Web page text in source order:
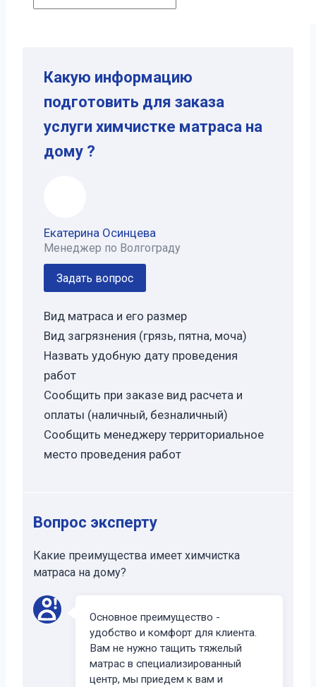
Какую информацию
подготовить для заказа
услуги химчистке матраса на
дому ?
Екатерина Осинцева
Менеджер по Волгограду
Задать вопрос
Вид матраса и его размер
Вид загрязнения (грязь, пятна, моча)
Назвать удобную дату проведения
работ
Сообщить при заказе вид расчета и
оплаты (наличный, безналичный)
Сообщить менеджеру территориальное
место проведения работ
Вопрос эксперту
Какие преимущества имеет химчистка
матраса на дому?
Основное преимущество -
удобство и комфорт для клиента.
Вам не нужно тащить тяжелый
матрас в специализированный
центр, мы приедем к вам и